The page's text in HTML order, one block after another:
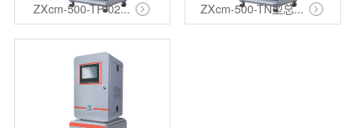
ZXcm-500-TP-02... ZXcm-500-TN型总...